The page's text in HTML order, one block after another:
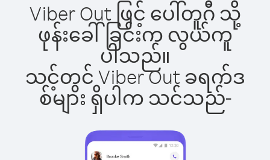
Viber Out ဖြင့် ပေါ်တူဂီ သို့
ဖုန်းခေါ်ခြင်းက လွယ်ကူ
ပါသည်။
သင့်တွင် Viber Out ခရက်ဒ
စ်များ ရှိပါက သင်သည်-